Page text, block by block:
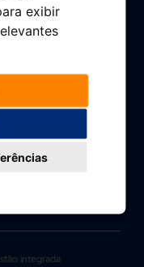
exibir
integrada